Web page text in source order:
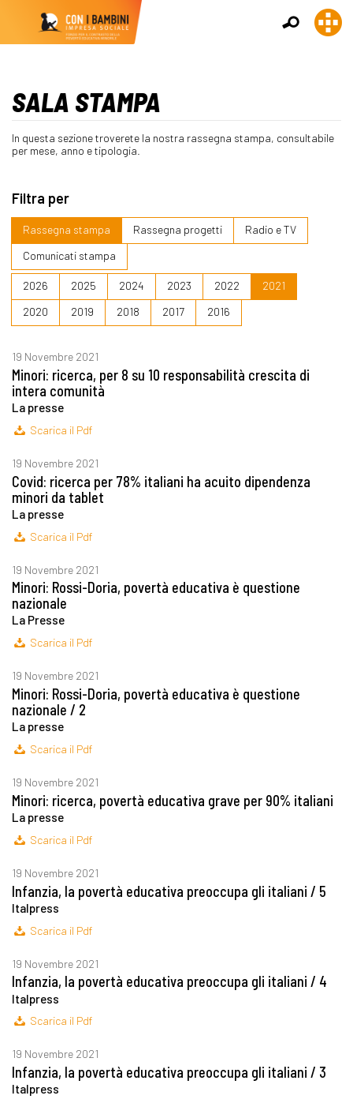
SALA STAMPA
In questa sezione troverete la nostra rassegna stampa, consultabile
per mese, anno e tipologia.
Filtra per
Rassegna stampa Rassegna progetti
Radio e TV
Comunicati stampa
2026 2025 2024 2023 2022
2021
2020
2019 2018 2017 2016
19 Novembre 2021
Minori: ricerca, per 8 su 10 responsabilità crescita di
intera comunità
La presse
Scarica il Pdf
19 Novembre 2021
Covid: ricerca per 78% italiani ha acuito dipendenza
minori da tablet
La presse
Scarica il Pdf
19 Novembre 2021
Minori: Rossi-Doria, povertà educativa è questione
nazionale
La Presse
Scarica il Pdf
19 Novembre 2021
Minori: Rossi-Doria, povertà educativa è questione
nazionale / 2
La presse
Scarica il Pdf
19 Novembre 2021
Minori: ricerca, povertà educativa grave per 90% italiani
La presse
Scarica il Pdf
19 Novembre 2021
Infanzia, la povertà educativa preoccupa gli italiani / 5
Italpress
Scarica il Pdf
19 Novembre 2021
Infanzia, la povertà educativa preoccupa gli italiani / 4
Italpress
Scarica il Pdf
19 Novembre 2021
Infanzia, la povertà educativa preoccupa gli italiani / 3
Italpress